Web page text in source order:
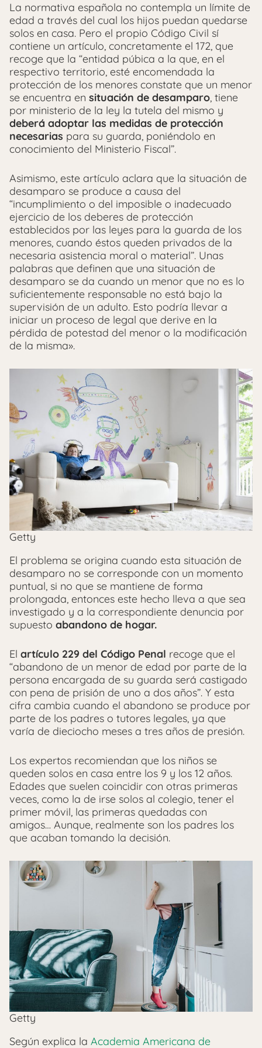
La normativa española no contempla un límite de
edad a través del cual los hijos puedan quedarse
solos en casa. Pero el propio Código Civil sí
contiene un artículo, concretamente el 172, que
recoge que la “entidad púbica a la que, en el
respectivo territorio, esté encomendada la
protección de los menores constate que un menor
se encuentra en situación de desamparo, tiene
por ministerio de la ley la tutela del mismo y
deberá adoptar las medidas de protección
necesarias para su guarda, poniéndolo en
conocimiento del Ministerio Fiscal”.
Asimismo, este artículo aclara que la situación de
desamparo se produce a causa del
“incumplimiento o del imposible o inadecuado
ejercicio de los deberes de protección
establecidos por las leyes para la guarda de los
menores, cuando éstos queden privados de la
necesaria asistencia moral o material”. Unas
palabras que definen que una situación de
desamparo se da cuando un menor que no es lo
suficientemente responsable no está bajo la
supervisión de un adulto. Esto podría llevar a
iniciar un proceso de legal que derive en la
pérdida de potestad del menor o la modificación
de la misma».
Getty
El problema se origina cuando esta situación de
desamparo no se corresponde con un momento
puntual, si no que se mantiene de forma
prolongada, entonces este hecho lleva a que sea
investigado y a la correspondiente denuncia por
supuesto abandono de hogar.
El artículo 229 del Código Penal recoge que el
“abandono de un menor de edad por parte de la
persona encargada de su guarda será castigado
con pena de prisión de uno a dos años”. Y esta
cifra cambia cuando el abandono se produce por
parte de los padres o tutores legales, ya que
varía de dieciocho meses a tres años de presión.
Los expertos recomiendan que los niños se
queden solos en casa entre los 9 y los 12 años.
Edades que suelen coincidir con otras primeras
veces, como la de irse solos al colegio, tener el
primer móvil, las primeras quedadas con
amigos… Aunque, realmente son los padres los
que acaban tomando la decisión.
Getty
Según explica la Academia Americana de